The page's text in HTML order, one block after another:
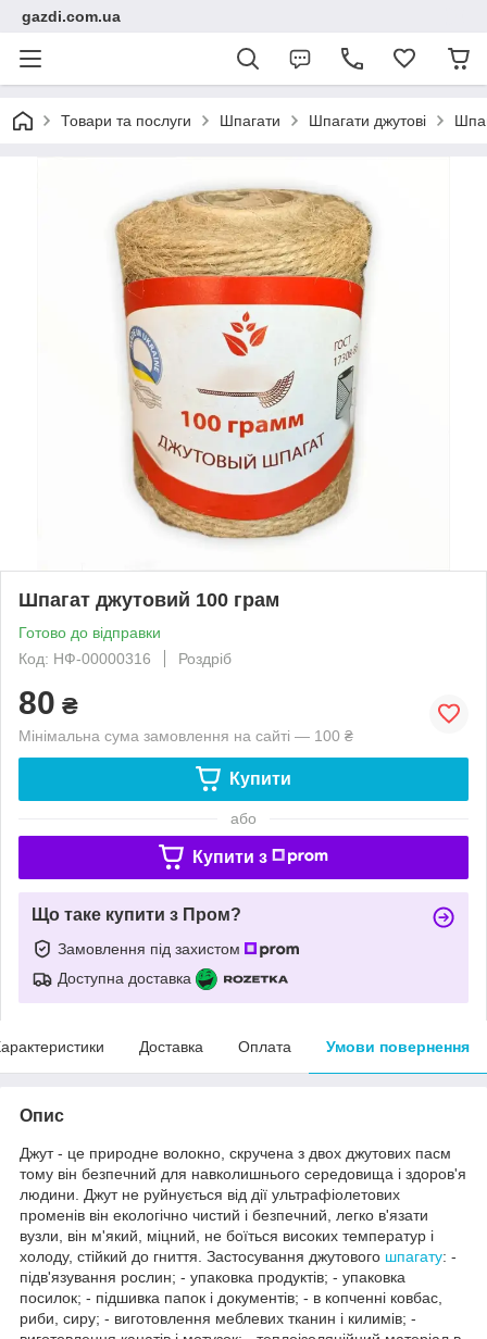
gazdi.com.ua
Товари та послуги Шпагати Шпагати джутові
Шпагат джутовий 100 грам
Готово до відправки
Код: НФ-00000316
Роздріб
80 ₴
Мінімальна сума замовлення на сайті — 100 ₴
Купити
або
Купити з
Що таке купити з Пром?
Замовлення під захистом
Доступна доставка
Доставка Оплата Умови повернення
Опис
Джут - це природне волокно, скручена з двох джутових пасм
тому він безпечний для навколишнього середовища і здоров'я
людини. Джут не руйнується від дії ультрафіолетових
променів він екологічно чистий і безпечний, легко в'язати
вузли, він м'який, міцний, не боїться високих температур і
холоду, стійкий до гниття. Застосування джутового шпагату: -
підв'язування рослин; - упаковка продуктів; - упаковка
посилок; - підшивка папок і документів; - в копченні ковбас,
риби, сиру; - виготовлення меблевих тканин і килимів; -